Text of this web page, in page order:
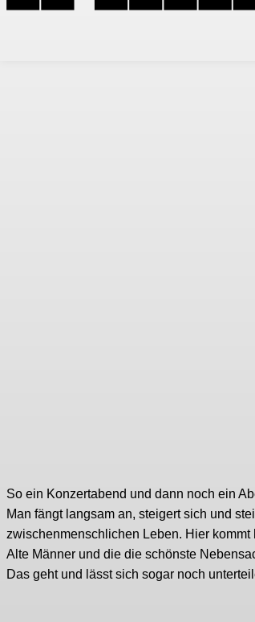
So ein Konzertabend und dann noch ein
Man fängt langsam an, steigert sich und
zwischenmenschlichen Leben. Hier
Alte Männer und die die schönste
Das geht und lässt sich sogar noch